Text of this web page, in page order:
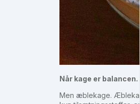
Når kage er balancen.
Men æblekage.